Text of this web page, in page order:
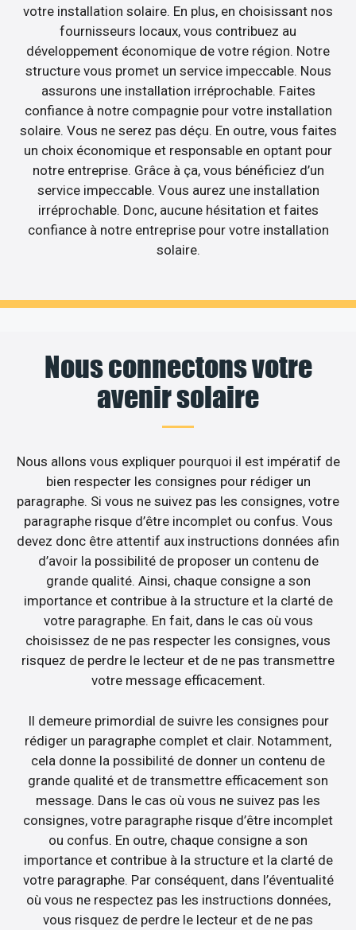
votre installation solaire. En plus, en choisissant nos
fournisseurs locaux, vous contribuez au
développement économique de votre région. Notre
structure vous promet un service impeccable. Nous
assurons une installation irréprochable. Faites
confiance à notre compagnie pour votre installation
solaire. Vous ne serez pas déçu. En outre, vous faites
un choix économique et responsable en optant pour
notre entreprise. Grâce à ça, vous bénéficiez d’un
service impeccable. Vous aurez une installation
irréprochable. Donc, aucune hésitation et faites
confiance à notre entreprise pour votre installation
solaire.
Nous connectons votre
avenir solaire
Nous allons vous expliquer pourquoi il est impératif de
bien respecter les consignes pour rédiger un
paragraphe. Si vous ne suivez pas les consignes, votre
paragraphe risque d’être incomplet ou confus. Vous
devez donc être attentif aux instructions données afin
d’avoir la possibilité de proposer un contenu de
grande qualité. Ainsi, chaque consigne a son
importance et contribue à la structure et la clarté de
votre paragraphe. En fait, dans le cas où vous
choisissez de ne pas respecter les consignes, vous
risquez de perdre le lecteur et de ne pas transmettre
votre message efficacement.
Il demeure primordial de suivre les consignes pour
rédiger un paragraphe complet et clair. Notamment,
cela donne la possibilité de donner un contenu de
grande qualité et de transmettre efficacement son
message. Dans le cas où vous ne suivez pas les
consignes, votre paragraphe risque d’être incomplet
ou confus. En outre, chaque consigne a son
importance et contribue à la structure et la clarté de
votre paragraphe. Par conséquent, dans l’éventualité
où vous ne respectez pas les instructions données,
vous risquez de perdre le lecteur et de ne pas